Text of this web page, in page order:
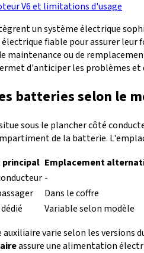
V6 et limitations d'usage
un système électrique
fiable pour assurer
maintenance ou de
d'anticiper les problèmes et
batteries selon le
sous le plancher côté
de la batterie.
principal Emplacement
-
Dans le coffre
Variable selon modèle
varie selon les versions
assure une alimentation